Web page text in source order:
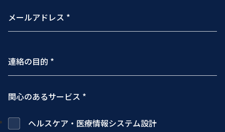
関心のあるサービス *
ヘルスケア・医療情報システム設計